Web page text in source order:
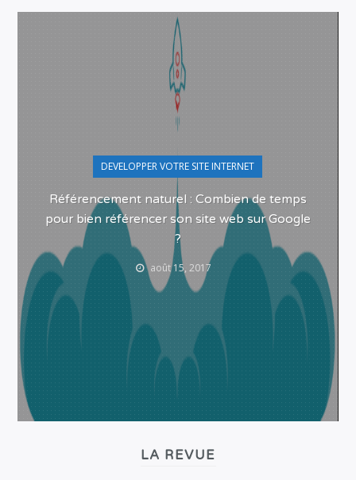
DEVELOPPER VOTRE SITE INTERNET
Référencement naturel : Combien de temps
pour bien référencer son site web sur Google
?
août 15, 2017
LA REVUE